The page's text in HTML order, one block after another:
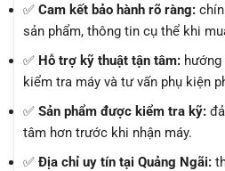
✅ Cam kết bảo hành rõ ràng:
sản phẩm, thông tin cụ thể khi
✅ Hỗ trợ kỹ thuật tận tâm: hướng
kiểm tra máy và tư vấn phụ kiện
✅ Sản phẩm được kiểm tra kỹ:
tâm hơn trước khi nhận máy.
✅ Địa chỉ uy tín tại Quảng Ngãi: